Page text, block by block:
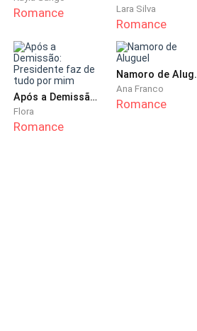
Romance Lara Silva
Romance
Após a Demissão: Presidente faz de tudo por mim
Flora
Romance
Ana Franco
Romance